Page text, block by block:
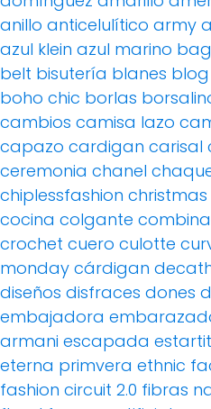
anillo anticelulítico army
azul klein azul marino bag
belt bisutería blanes
boho chic borlas
cambios camisa lazo
capazo cardigan carisal
ceremonia chanel
chiplessfashion christmas
cocina colgante
crochet cuero culotte
monday cárdigan
diseños disfraces dones
embajadora
armani escapada estartit
eterna primvera ethnic
fashion circuit 2.0 fibras